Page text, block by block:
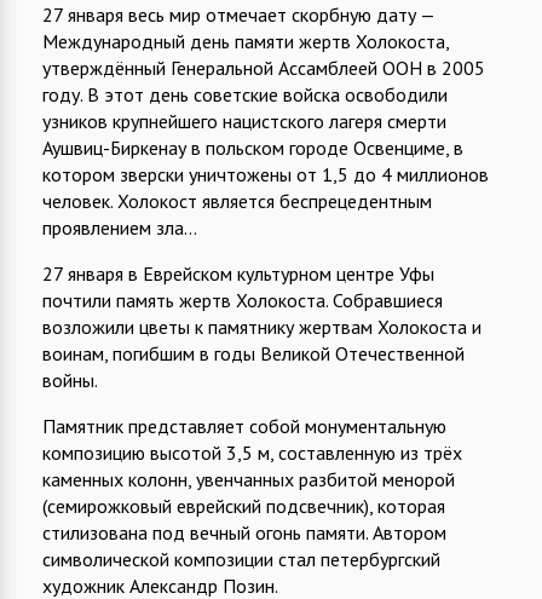
27 января весь мир отмечает скорбную дату —
Международный день памяти жертв Холокоста,
утверждённый Генеральной Ассамблеей ООН в 2005
году. В этот день cоветские войска освободили
узников крупнейшего нацистского лагеря смерти
Аушвиц-Биркенау в польском городе Освенциме, в
котором зверски уничтожены от 1,5 до 4 миллионов
человек. Холокост является беспрецедентным
проявлением зла...
27 января в Еврейском культурном центре Уфы
почтили память жертв Холокоста. Собравшиеся
возложили цветы к памятнику жертвам Холокоста и
воинам, погибшим в годы Великой Отечественной
войны.
Памятник представляет собой монументальную
композицию высотой 3,5 м, составленную из трёх
каменных колонн, увенчанных разбитой менорой
(семирожковый еврейский подсвечник), которая
стилизована под вечный огонь памяти. Автором
символической композиции стал петербургский
художник Александр Позин.